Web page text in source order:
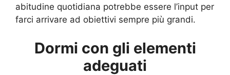
abitudine quotidiana potrebbe essere l’input per
farci arrivare ad obiettivi sempre più grandi.
Dormi con gli elementi
adeguati